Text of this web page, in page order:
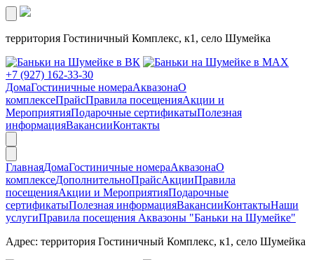
территория Гостиничный Комплекс, к1, село Шумейка
+7 (927) 162-33-30
ДомаГостиничные номераАквазонаО
комплексеПрайсПравила посещенияАкции и
МероприятияПодарочные сертификатыПолезная
информацияВакансииКонтакты
ГлавнаяДомаГостиничные номераАквазонаО
комплексеДополнительноПрайсАкцииПравила
посещенияАкции и МероприятияПодарочные
сертификатыПолезная информацияВакансииКонтактыНаши
услугиПравила посещения Аквазоны "Баньки на Шумейке"
Адрес: территория Гостиничный Комплекс, к1, село Шумейка